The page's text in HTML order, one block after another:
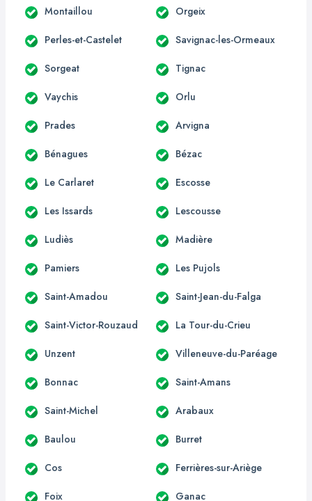
Montaillou Orgeix
Perles-et-Castelet Savignac-les-Ormeaux
Sorgeat Tignac
Vaychis Orlu
Prades Arvigna
Bénagues Bézac
Le Carlaret Escosse
Les Issards Lescousse
Ludiès Madière
Pamiers Les Pujols
Saint-Amadou Saint-Jean-du-Falga
Saint-Victor-Rouzaud La Tour-du-Crieu
Unzent Villeneuve-du-Paréage
Bonnac Saint-Amans
Saint-Michel Arabaux
Baulou Burret
Cos Ferrières-sur-Ariège
Foix Ganac